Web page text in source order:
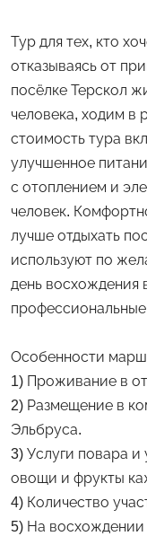
Тур для тех, кто
отказываясь от
посёлке Терскол
человека, ходим в
стоимость тура
улучшенное
с отоплением и
человек.
лучше отдыхать
используют по
день восхождения
профессиональные
Особенности
1) Проживание в
2) Размещение в
Эльбруса.
3) Услуги повара
овощи и фрукты
4) Количество
5) На восхождении